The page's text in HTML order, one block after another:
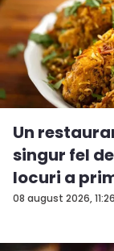
08 august 2026, 11:26
Un
singur fel
locuri a